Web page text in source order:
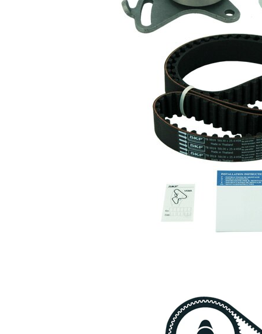
rotunjit
25,4
Listă de piese de schimb
Număr
articol
Cantitate
VKM
71001
1
VKM
81001
1
SKF03788 1